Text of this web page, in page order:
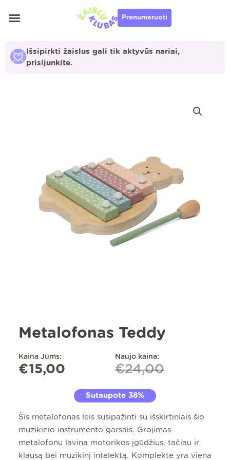
prie
Prenumeruoti
Išsipirkti žaislus gali tik aktyvūs nariai,
prisijunkite.
Metalofonas Teddy
Kaina Jums:
€15,00
Naujo kaina:
€24,00
Sutaupote 38%
Šis metalofonas leis susipažinti su išskirtiniais šio
muzikinio instrumento garsais. Grojimas
metalofonu lavina motorikos įgūdžius, tačiau ir
klausą bei muzikinį intelektą. Komplekte yra viena